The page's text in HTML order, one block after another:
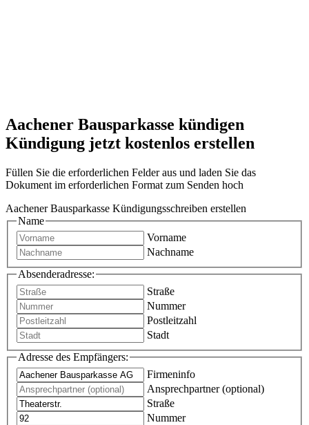
Aachener Bausparkasse kündigen
Kündigung jetzt kostenlos erstellen
Füllen Sie die erforderlichen Felder aus und laden Sie das
Dokument im erforderlichen Format zum Senden hoch
Aachener Bausparkasse Kündigungsschreiben erstellen
Name
Vorname
Nachname
Absenderadresse:
Straße
Nummer
Postleitzahl
Stadt
Adresse des Empfängers:
Firmeninfo
Ansprechpartner (optional)
Straße
Nummer